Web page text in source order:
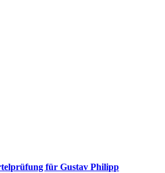
für Gustav Philipp